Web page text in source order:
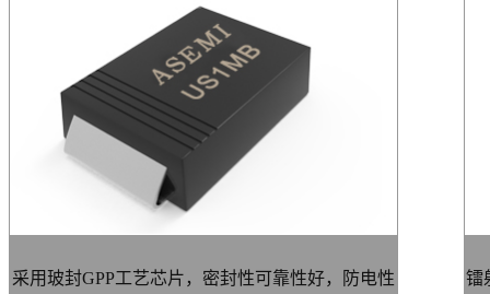
采用玻封GPP工艺芯片，密封性可靠性好，防电性
镭